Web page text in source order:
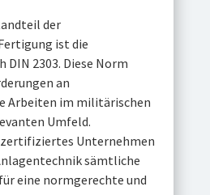
der
ist die
2303. Diese Norm
an
Arbeiten im militärischen
Umfeld.
zertifiziertes Unternehmen
sämtliche
eine normgerechte und